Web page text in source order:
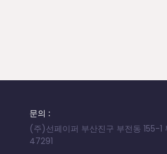
문의 :
(주)선페이퍼 부산진구 부전동 155-1
47291